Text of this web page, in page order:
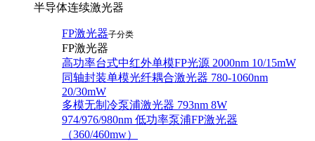
半导体连续激光器
FP激光器子分类
FP激光器
高功率台式中红外单模FP光源 2000nm 10/15mW
同轴封装单模光纤耦合激光器 780-1060nm
20/30mW
多模无制冷泵浦激光器 793nm 8W
974/976/980nm 低功率泵浦FP激光器
（360/460mw）